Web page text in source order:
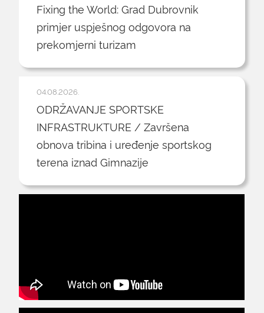
Fixing the World: Grad Dubrovnik
primjer uspješnog odgovora na
prekomjerni turizam
04.08.2026.
ODRŽAVANJE SPORTSKE
INFRASTRUKTURE / Završena
obnova tribina i uređenje sportskog
terena iznad Gimnazije